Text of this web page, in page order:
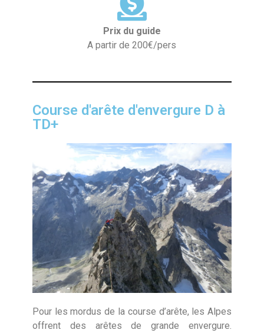
Prix du guide
A partir de 200€/pers
Course d'arête d'envergure D à
TD+
Pour les mordus de la course d’arête, les Alpes
offrent des arêtes de grande envergure.